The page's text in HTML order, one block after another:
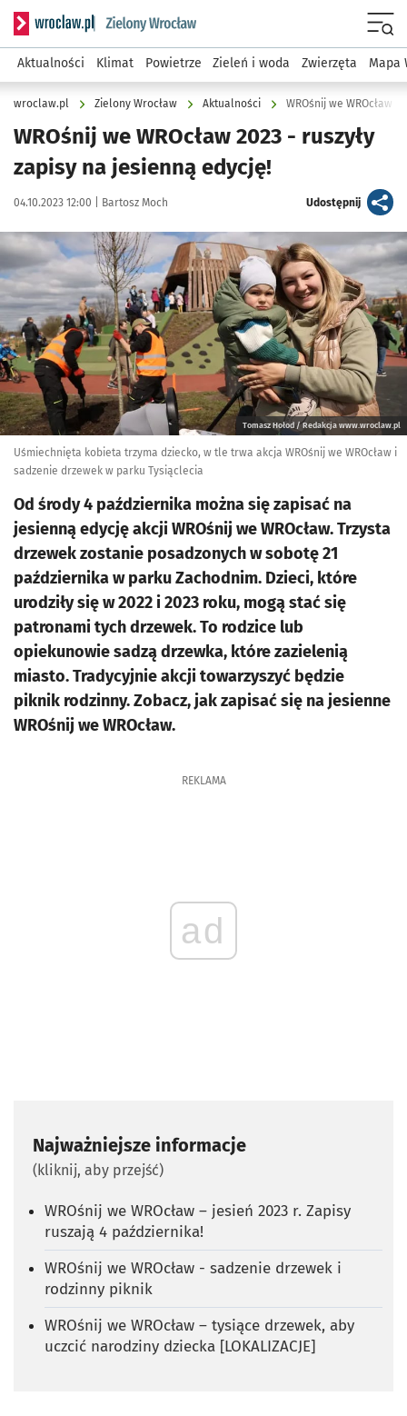
Serwis informacyjny wroclaw.pl podserwis: Środowisko we
Aktualności Klimat Powietrze Zieleń i woda Zwierzęta Mapa
wroclaw.pl Zielony Wrocław Aktualności WROśnij we WROcław
WROśnij we WROcław 2023 - ruszyły
zapisy na jesienną edycję!
Data publikacji:
04.10.2023 12:00 | Autor:
Bartosz Moch Udostępnijartykuł
Kliknij, aby powiększyć
Tomasz Hołod / Redakcja www.wroclaw.pl
Uśmiechnięta kobieta trzyma dziecko, w tle trwa akcja WROśnij we WROcław i
sadzenie drzewek w parku Tysiąclecia
Od środy 4 października można się zapisać na
jesienną edycję akcji WROśnij we WROcław. Trzysta
drzewek zostanie posadzonych w sobotę 21
października w parku Zachodnim. Dzieci, które
urodziły się w 2022 i 2023 roku, mogą stać się
patronami tych drzewek. To rodzice lub
opiekunowie sadzą drzewka, które zazielenią
miasto. Tradycyjnie akcji towarzyszyć będzie
piknik rodzinny. Zobacz, jak zapisać się na jesienne
WROśnij we WROcław.
REKLAMA
ad
Najważniejsze informacje
(kliknij, aby przejść)
WROśnij we WROcław – jesień 2023 r. Zapisy
ruszają 4 października!
WROśnij we WROcław - sadzenie drzewek i
rodzinny piknik
WROśnij we WROcław – tysiące drzewek, aby
uczcić narodziny dziecka [LOKALIZACJE]